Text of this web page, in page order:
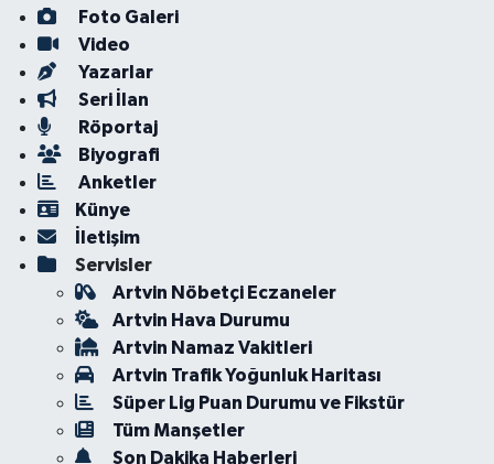
Foto Galeri
Video
Yazarlar
Seri İlan
Röportaj
Biyografi
Anketler
Künye
İletişim
Servisler
Artvin Nöbetçi Eczaneler
Artvin Hava Durumu
Artvin Namaz Vakitleri
Artvin Trafik Yoğunluk Haritası
Süper Lig Puan Durumu ve Fikstür
Tüm Manşetler
Son Dakika Haberleri